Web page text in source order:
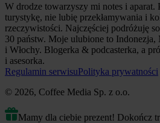
W drodze towarzyszy mi notes i aparat.
turystykę, nie lubię przekłamywania i
rzeczywistości. Najczęściej podróżuję
30 państw. Moje ulubione to Indonezja,
i Włochy. Blogerka & podcasterka, a
i asesorka.
Regulamin serwisuPolityka prywatności
© 2026, Coffee Media Sp. z o.o.
Mamy dla ciebie prezent! Dokończ